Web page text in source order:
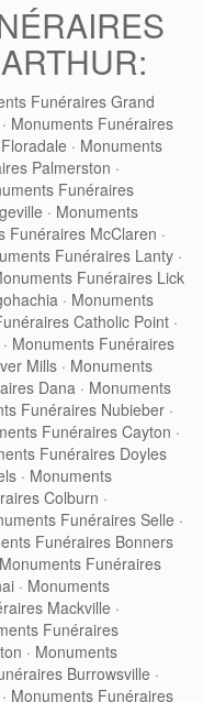
Funéraires Grand
· Monuments Funéraires
· Monuments
Palmerston ·
Funéraires
· Monuments
Funéraires McClaren ·
Funéraires Lanty ·
Funéraires Lick
· Monuments
Catholic Point ·
· Monuments Funéraires
Mills · Monuments
Dana · Monuments
Funéraires Nubieber ·
Funéraires Cayton ·
Funéraires Doyles
· Monuments
Colburn ·
Funéraires Selle ·
Funéraires Bonners
Monuments Funéraires
· Monuments
Mackville ·
Funéraires
· Monuments
Burrowsville ·
· Monuments Funéraires